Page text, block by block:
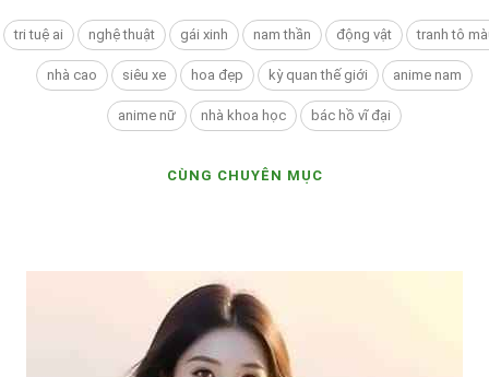
tri tuệ ai nghệ thuật gái xinh nam thần động vật tranh tô
nhà cao siêu xe hoa đẹp kỳ quan thế giới anime nam
anime nữ nhà khoa học bác hồ vĩ đại
CÙNG CHUYÊN MỤC